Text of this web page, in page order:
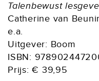
Talenbewust
Catherine van
e.a.
Uitgever: Boom
ISBN:
Prijs: € 39,95